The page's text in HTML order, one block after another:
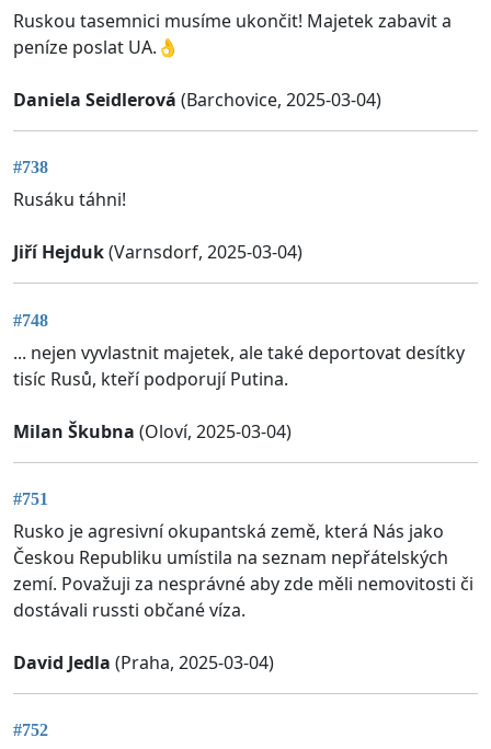
Ruskou tasemnici musíme ukončit! Majetek zabavit a
peníze poslat UA.👌
Daniela Seidlerová (Barchovice, 2025-03-04)
#738
Rusáku táhni!
Jiří Hejduk(Varnsdorf, 2025-03-04)
#748
... nejen vyvlastnit majetek, ale také deportovat desítky
tisíc Rusů, kteří podporují Putina.
Milan Škubna (Oloví, 2025-03-04)
#751
Rusko je agresivní okupantská země, která Nás jako
Českou Republiku umístila na seznam nepřátelských
zemí. Považuji za nesprávné aby zde měli nemovitosti či
dostávali russti občané víza.
David Jedla (Praha, 2025-03-04)
#752